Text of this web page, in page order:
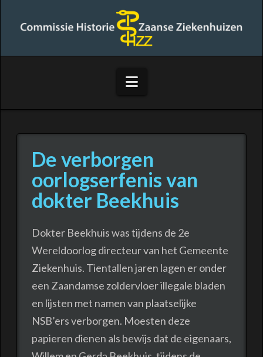
Commissie
Historie
Ziekenhuizen
Navigation
De verborgen
oorlogserfenis van
dokter Beekhuis
Dokter Beekhuis was tijdens de 2e
Wereldoorlog directeur van het Gemeente
Ziekenhuis. Tientallen jaren lagen er onder
een Zaandamse zoldervloer illegale bladen
en lijsten met namen van plaatselijke
NSB’ers verborgen. Moesten deze
papieren dienen als bewijs dat de eigenaars,